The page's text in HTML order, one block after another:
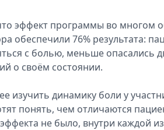
эффект программы во многом
обеспечили 76% результата:
с болью, меньше опасались
о своём состоянии.
изучить динамику боли у
понять, чем отличаются
не было, внутри каждой